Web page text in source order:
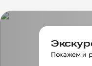
Покажем и